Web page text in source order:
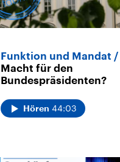
Funktion und Mandat
Macht für den
Bundespräsidenten?
Hören44:03